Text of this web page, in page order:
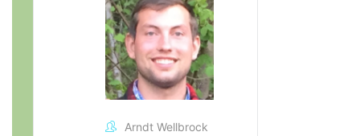
Arndt Wellbrock